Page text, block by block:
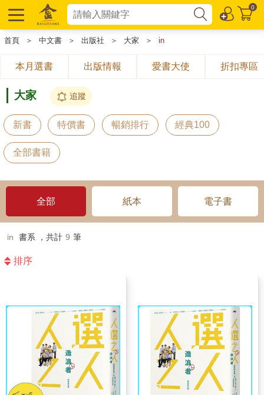
0
首頁 ＞ 中文書 ＞ 出版社 ＞ 大家 ＞ in
本月選書 出版情報 愛書大使 折扣專區
大家 追蹤
新書 特價書 暢銷排行 經典100
全部書籍
全部 紙本 電子書
in 書系 ，共計 9 筆
排序